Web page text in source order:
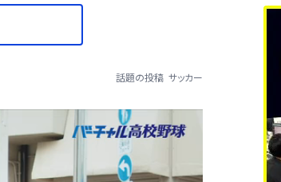
話題の投稿 サッカー